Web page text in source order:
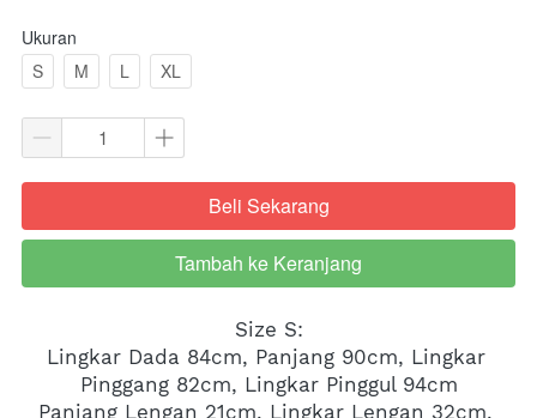
Ukuran
S
M L XL
`Beli Sekarang
`
Tambah ke Keranjang
Size S:
Lingkar Dada 84cm, Panjang 90cm, Lingkar
Pinggang 82cm, Lingkar Pinggul 94cm
Panjang Lengan 21cm, Lingkar Lengan 32cm,